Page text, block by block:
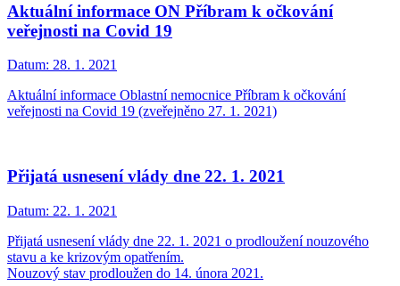
Aktuální informace ON Příbram k očkování
veřejnosti na Covid 19
Datum: 28. 1. 2021
Aktuální informace Oblastní nemocnice Příbram k očkování
veřejnosti na Covid 19 (zveřejněno 27. 1. 2021)
Přijatá usnesení vlády dne 22. 1. 2021
Datum: 22. 1. 2021
Přijatá usnesení vlády dne 22. 1. 2021 o prodloužení nouzového
stavu a ke krizovým opatřením.
Nouzový stav prodloužen do 14. února 2021.